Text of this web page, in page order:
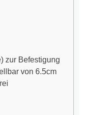
zur Befestigung
von 6.5cm